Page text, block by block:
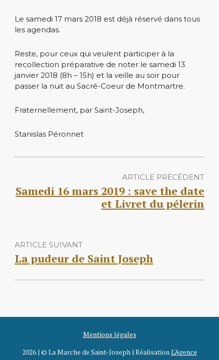
Le samedi 17 mars 2018 est déjà réservé dans tous
les agendas.
Reste, pour ceux qui veulent participer à la
recollection préparative de noter le samedi 13
janvier 2018 (8h – 15h) et la veille au soir pour
passer la nuit au Sacré-Coeur de Montmartre.
Fraternellement, par Saint-Joseph,
Stanislas Péronnet
ARTICLE PRÉCÉDENT
Samedi 16 mars 2019 : save the date
et Livret du pélerin
ARTICLE SUIVANT
La pudeur de Saint Joseph
Mentions légales
2026 | © La Marche de Saint-Joseph | RéalisationL'Agence